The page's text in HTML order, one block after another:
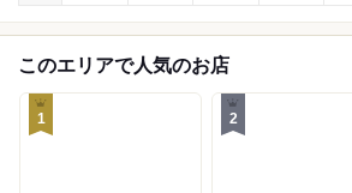
このエリアで人気のお店
1 2